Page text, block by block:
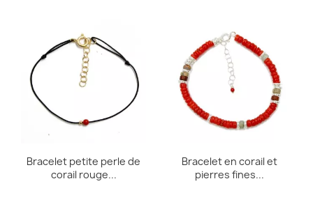
Bracelet petite perle de
corail rouge...
Bracelet en corail et
pierres fines...